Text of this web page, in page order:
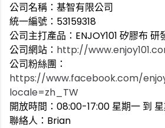
公司名稱：基智有限公司
統一編號：53159318
公司主打產品：ENJOY101 矽膠布 研
公司網站： http://
公司粉絲團：
https://www.facebook.com/
locale=zh_TW
開放時間：08:00-17:00 星期一 到
聯絡人：Brian